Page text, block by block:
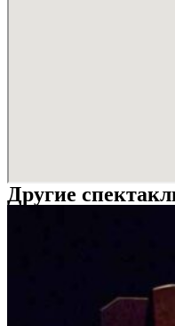
Другие